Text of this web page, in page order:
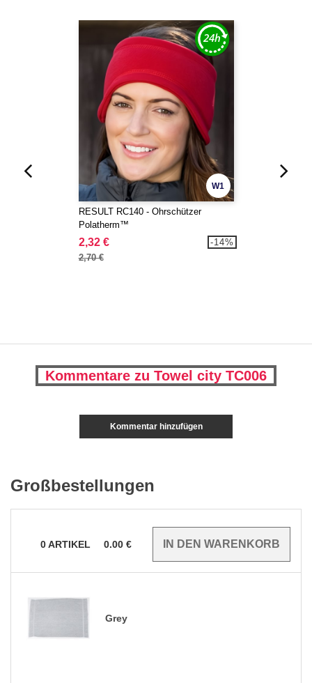
W1
RESULT RC140 - Ohrschützer
Polatherm™
2,32 €
2,70 €
-14%
Kommentare zu Towel city TC006
Kommentar hinzufügen
Großbestellungen
0ARTIKEL 0.00 €
Grey